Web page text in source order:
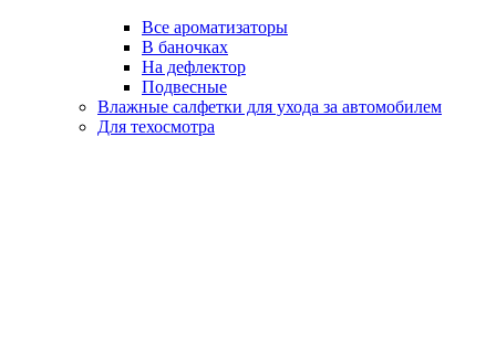
Все ароматизаторы
В баночках
На дефлектор
Подвесные
Влажные салфетки для ухода за автомобилем
Для техосмотра